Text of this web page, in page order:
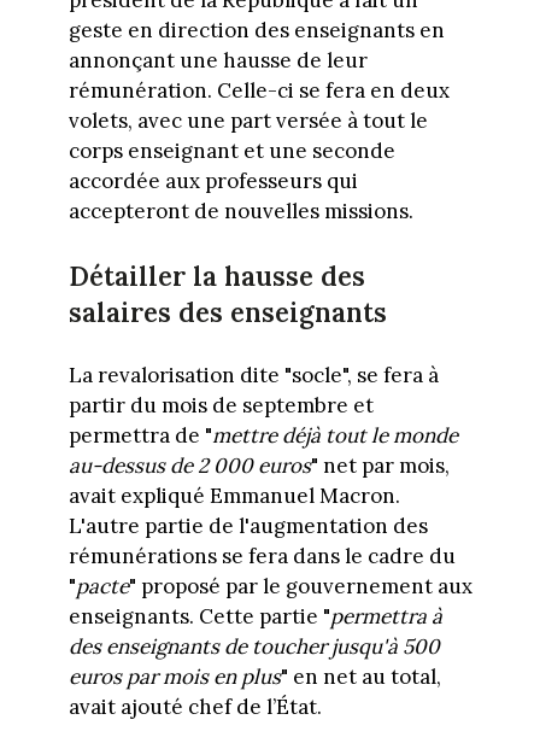
geste en direction des enseignants en
annonçant une hausse de leur
rémunération. Celle-ci se fera en deux
volets, avec une part versée à tout le
corps enseignant et une seconde
accordée aux professeurs qui
accepteront de nouvelles missions.
Détailler la hausse des
salaires des enseignants
La revalorisation dite "socle", se fera à
partir du mois de septembre et
permettra de "mettre déjà tout le monde
au-dessus de 2 000 euros" net par mois,
avait expliqué Emmanuel Macron.
L'autre partie de l'augmentation des
rémunérations se fera dans le cadre du
"pacte" proposé par le gouvernement aux
enseignants. Cette partie "permettra à
des enseignants de toucher jusqu'à 500
euros par mois en plus" en net au total,
avait ajouté chef de l’État.